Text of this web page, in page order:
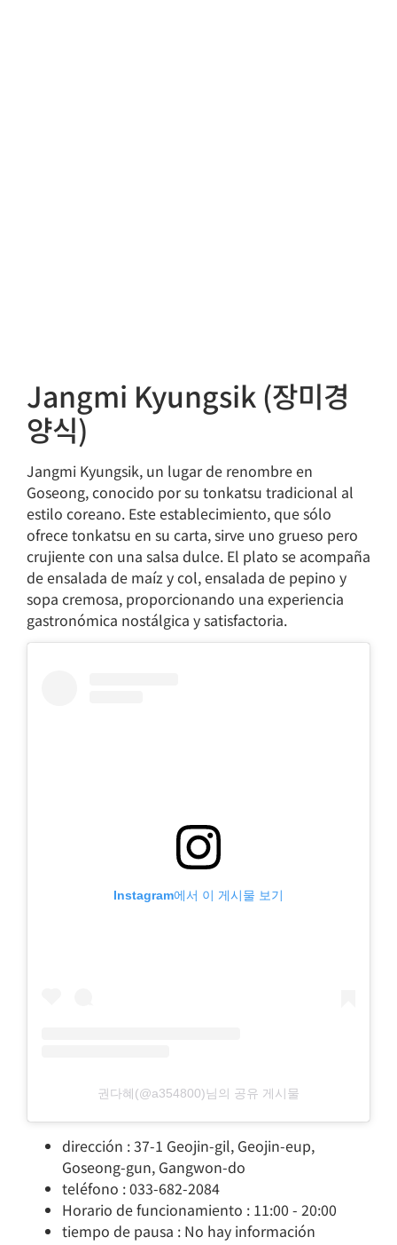
Jangmi Kyungsik (장미경
양식)
Jangmi Kyungsik, un lugar de renombre en
Goseong, conocido por su tonkatsu tradicional al
estilo coreano. Este establecimiento, que sólo
ofrece tonkatsu en su carta, sirve uno grueso pero
crujiente con una salsa dulce. El plato se acompaña
de ensalada de maíz y col, ensalada de pepino y
sopa cremosa, proporcionando una experiencia
gastronómica nostálgica y satisfactoria.
Instagram에서 이 게시물 보기
권다혜(@a354800)님의 공유 게시물
dirección : 37-1 Geojin-gil, Geojin-eup,
Goseong-gun, Gangwon-do
teléfono : 033-682-2084
Horario de funcionamiento : 11:00 - 20:00
tiempo de pausa : No hay información